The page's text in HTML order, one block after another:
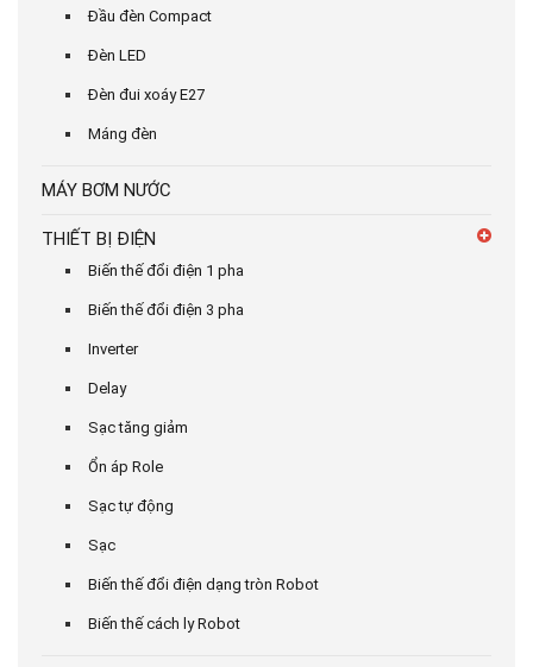
Đầu đèn Compact
Đèn LED
Đèn đui xoáy E27
Máng đèn
MÁY BƠM NƯỚC
THIẾT BỊ ĐIỆN
Biến thế đổi điện 1 pha
Biến thế đổi điện 3 pha
Inverter
Delay
Sạc tăng giảm
Ổn áp Role
Sạc tự động
Sạc
Biến thế đổi điện dạng tròn Robot
Biến thế cách ly Robot